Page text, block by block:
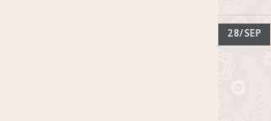
28/SEP